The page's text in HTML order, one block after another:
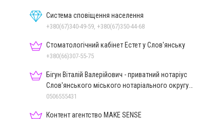
Система сповіщення населення
+380(67)340-49-59, +380(67)350-44-68
Стоматологічний кабінет Естет у Слов'янську
+380(66)307-55-75
Бігун Віталій Валерійович - приватний нотаріус
Слов'янського міського нотаріального округу
Дон.обл.
0506555431
Контент агентство MAKE SENSE